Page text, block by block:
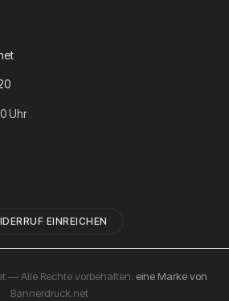
Uhr
EINREICHEN
— Alle Rechte vorbehalten. eine Marke von
Bannerdruck.net